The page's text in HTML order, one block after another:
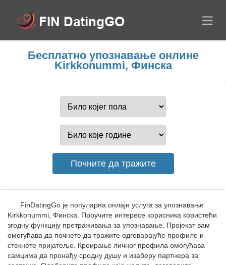
Бесплатно упознавање онлине
Kirkkonummi, Финска
FinDatingGo је популарна онлајн услуга за упознавање
Kirkkonummi, Финска. Проучите интересе корисника користећи
згодну функцију претраживања за упознавање. Пројекат вам
омогућава да почнете да тражите одговарајуће профиле и
стекнете пријатеље. Креирање личног профила омогућава
самцима да пронађу сродну душу и изаберу партнера за